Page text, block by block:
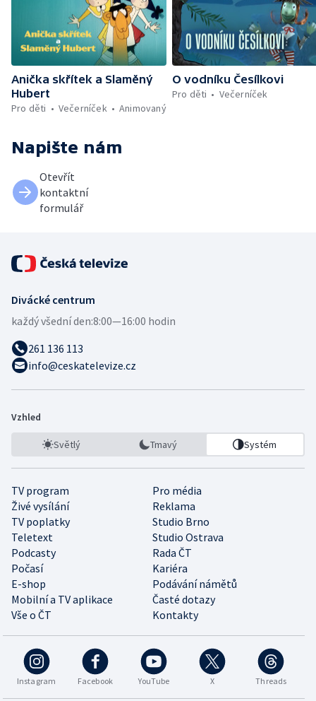
Anička skřítek a Slaměný
Hubert
Pro děti
Večerníček Animovaný
O vodníku Česílkovi
Pro děti
Večerníček
Napište nám
Otevřít
kontaktní
formulář
Divácké centrum
každý všední den:8:00—16:00 hodin
261 136 113
info@ceskatelevize.cz
Vzhled
Světlý Tmavý Systém
TV program
Pro média
Živé vysílání
Reklama
TV poplatky
Studio Brno
Teletext
Studio Ostrava
Podcasty
Rada ČT
Počasí
Kariéra
E-shop
Podávání námětů
Mobilní a TV aplikace
Časté dotazy
Vše o ČT
Kontakty
Instagram Facebook YouTube X Threads